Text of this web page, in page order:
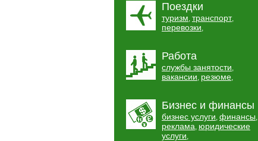
Поездки
туризм, транспорт,
перевозки,
Работа
службы занятости,
вакансии, резюме,
Бизнес и финансы
бизнес услуги, финансы,
реклама, юридические
услуги,